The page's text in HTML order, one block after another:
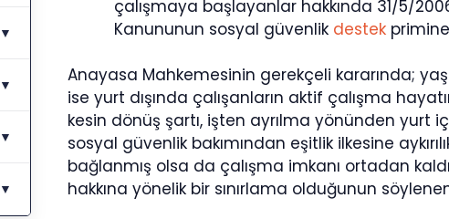
çalışmaya başlayanlar hakkında 31/5/
Kanununun sosyal güvenlik destek
Anayasa Mahkemesinin gerekçeli kararında;
ise yurt dışında çalışanların aktif çalışma
kesin dönüş şartı, işten ayrılma yönünden yurt
sosyal güvenlik bakımından eşitlik ilkesine
bağlanmış olsa da çalışma imkanı ortadan
hakkına yönelik bir sınırlama olduğunun
▼
▼
▼
▼